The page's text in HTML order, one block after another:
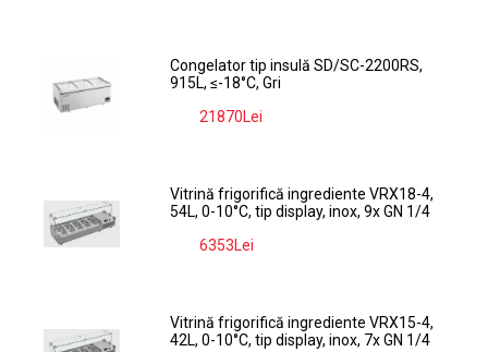
Congelator tip insulă SD/SC-2200RS,
915L, ≤-18°C, Gri
21870Lei
Vitrină frigorifică ingrediente VRX18-4,
54L, 0-10°C, tip display, inox, 9x GN 1/4
6353Lei
Vitrină frigorifică ingrediente VRX15-4,
42L, 0-10°C, tip display, inox, 7x GN 1/4